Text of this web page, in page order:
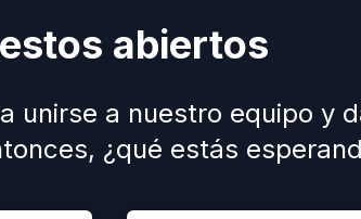
abiertos
unirse a nuestro equipo y
¿qué estás